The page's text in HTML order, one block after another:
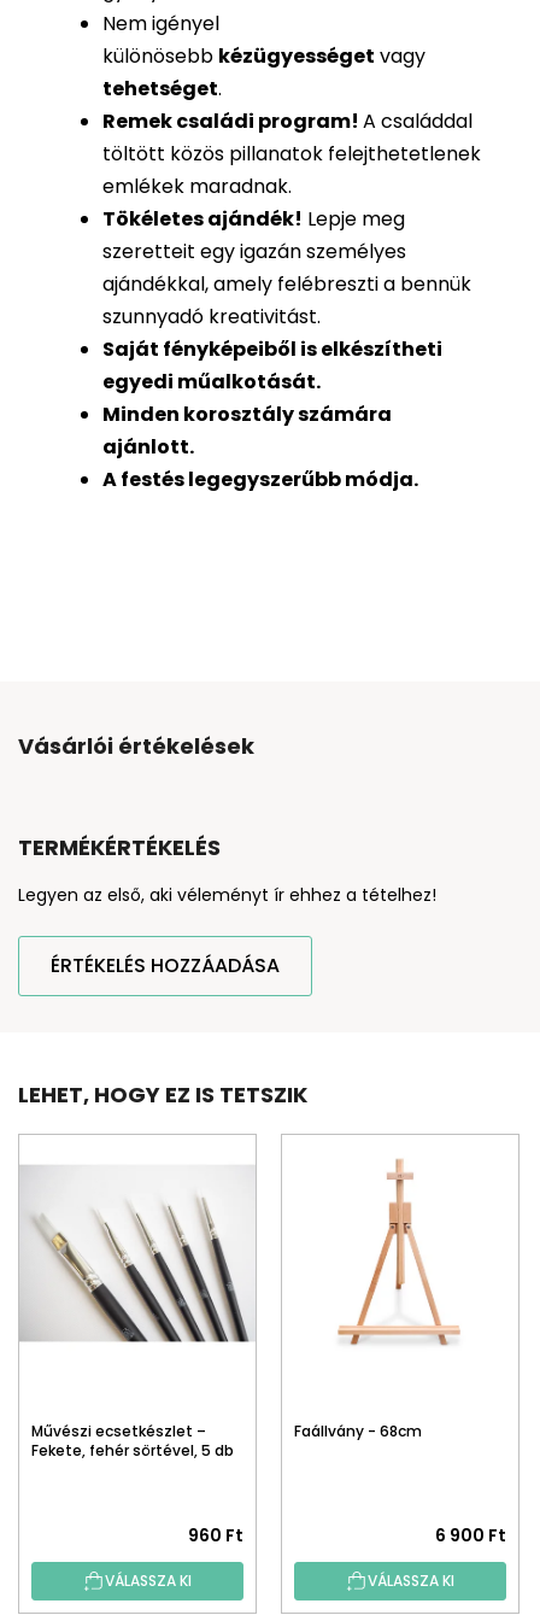
Nem igényel
különösebb kézügyességet vagy
tehetséget.
Remek családi program! A családdal
töltött közös pillanatok felejthetetlenek
emlékek maradnak.
Tökéletes ajándék! Lepje meg
szeretteit egy igazán személyes
ajándékkal, amely felébreszti a bennük
szunnyadó kreativitást.
Saját fényképeiből iselkészítheti
egyedi műalkotását.
Minden korosztály számára
ajánlott.
A festés legegyszerűbb módja.
Vásárlói értékelések
TERMÉKÉRTÉKELÉS
Legyen az első, aki véleményt ír ehhez a tételhez!
ÉRTÉKELÉS HOZZÁADÁSA
LEHET, HOGY EZ IS TETSZIK
Művészi ecsetkészlet –
Fekete, fehér sörtével, 5 db
960 Ft
VÁLASSZA KI
Faállvány - 68cm
6 900 Ft
VÁLASSZA KI